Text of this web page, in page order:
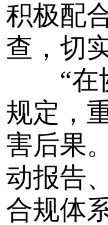
积极配
查，切
“在协
规定，
害后果
动报告
合规体